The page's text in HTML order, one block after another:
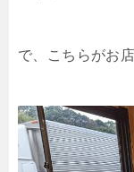
で、こちらがお